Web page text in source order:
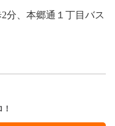
分、本郷通１丁目バス